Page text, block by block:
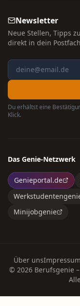
Newsletter
Neue Stellen, Tipps
direkt in dein
Du erhältst eine
Klick.
Das Genie-Netzwerk
Genieportal.de
Minijobgenie
Über unsImpressum
© 2026Berufsgenie